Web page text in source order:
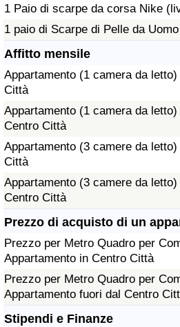
1 Paio di scarpe da corsa Nike
1 paio di Scarpe di Pelle da Uomo
Affitto mensile
Appartamento (1 camera da
Città
Appartamento (1 camera da letto)
Centro Città
Appartamento (3 camere da
Città
Appartamento (3 camere da letto)
Centro Città
Prezzo di acquisto di un
Prezzo per Metro Quadro per
Appartamento in Centro Città
Prezzo per Metro Quadro per
Appartamento fuori dal Centro
Stipendi e Finanze